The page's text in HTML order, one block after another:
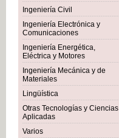
Ingeniería Civil
Ingeniería Electrónica y
Comunicaciones
Ingeniería Energética,
Eléctrica y Motores
Ingeniería Mecánica y de
Materiales
Lingüística
Otras Tecnologías y Ciencias
Aplicadas
Varios